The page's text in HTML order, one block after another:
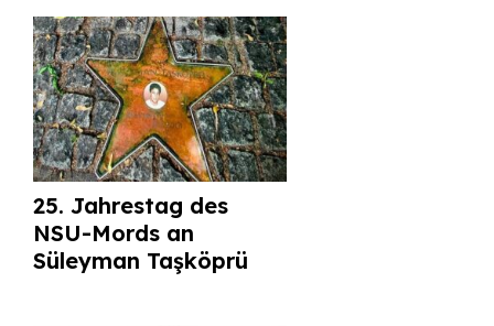
25. Jahrestag des
NSU-Mords an
Süleyman Taşköprü